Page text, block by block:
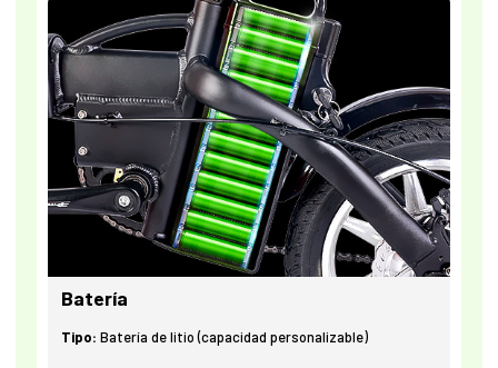
Batería
Tipo: Batería de litio (capacidad personalizable)